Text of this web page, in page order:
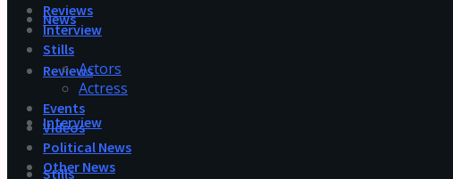
News
Reviews
Interview
Stills
Reviews
Interview
Stills
Actors
Actress
Events
Videos
Political News
Other News